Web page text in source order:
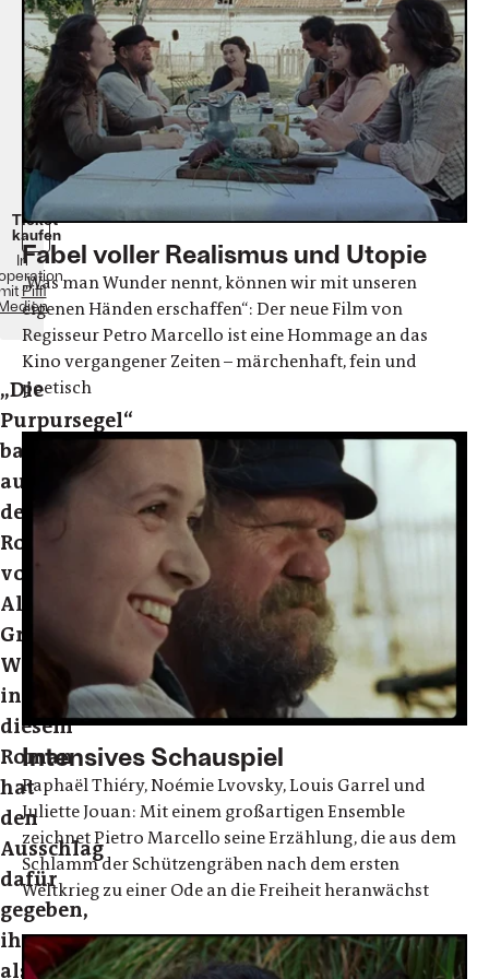
Drama
Frankreich,
Italien,
Deutschland
2022
105
Minuten
Ab
Juli
im
Kino!
Ticket
kaufen
In
Piffl
„Die
Purpursegel“
basiert
auf
dem
Roman
von
Alexander
Grin.
Was
in
diesem
Roman
hat
den
Ausschlag
dafür
gegeben,
ihn
als
Fabel voller Realismus und Utopie
„Was man Wunder nennt, können wir mit unseren
eigenen Händen erschaffen“: Der neue Film von
Regisseur Petro Marcello ist eine Hommage an das
Kino vergangener Zeiten – märchenhaft, fein und
poetisch
Intensives Schauspiel
Raphaël Thiéry, Noémie Lvovsky, Louis Garrel und
Juliette Jouan: Mit einem großartigen Ensemble
zeichnet Pietro Marcello seine Erzählung, die aus dem
Schlamm der Schützengräben nach dem ersten
Weltkrieg zu einer Ode an die Freiheit heranwächst